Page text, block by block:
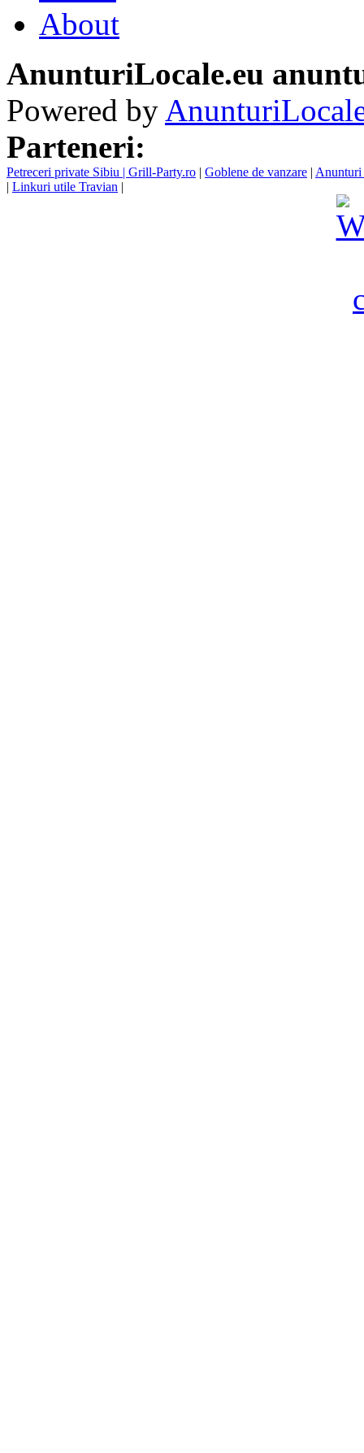
About
AnunturiLocale.eu
Powered by
Parteneri:
Petreceri private Sibiu | Grill-Party.ro | Goblene de vanzare | Anunturi
| Linkuri utile Travian |